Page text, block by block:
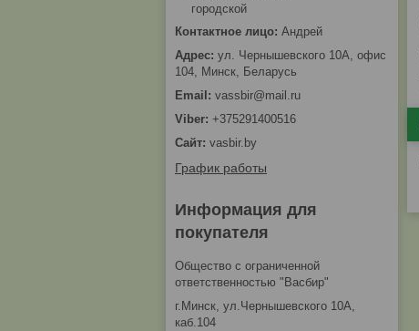
городской
Андрей
ул. Чернышевского 10А, офис
104, Минск, Беларусь
vassbir@mail.ru
+375291400516
vasbir.by
График работы
Информация для
покупателя
Общество с ограниченной
ответственностью "Васбир"
г.Минск, ул.Чернышевского 10А,
каб.104